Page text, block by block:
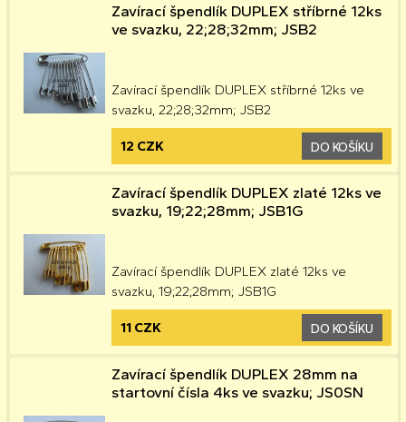
Zavírací špendlík DUPLEX stříbrné 12ks
ve svazku, 22;28;32mm; JSB2
Zavírací špendlík DUPLEX stříbrné 12ks ve
svazku, 22;28;32mm; JSB2
12 CZK DO KOŠÍKU
Zavírací špendlík DUPLEX zlaté 12ks ve
svazku, 19;22;28mm; JSB1G
Zavírací špendlík DUPLEX zlaté 12ks ve
svazku, 19;22;28mm; JSB1G
11 CZK DO KOŠÍKU
Zavírací špendlík DUPLEX 28mm na
startovní čísla 4ks ve svazku; JS0SN